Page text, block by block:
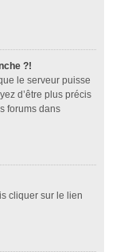
?!
le serveur puisse
d’être plus précis
forums dans
cliquer sur le lien